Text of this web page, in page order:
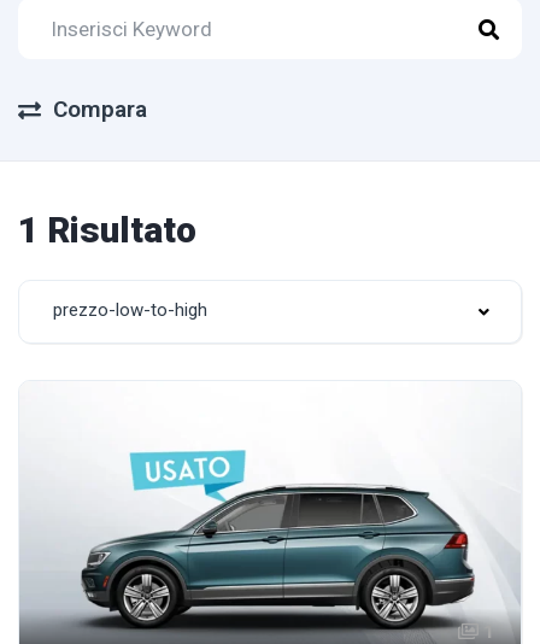
Compara
1 Risultato
prezzo-low-to-high
1